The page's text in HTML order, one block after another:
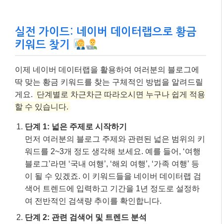
실전 가이드: 네이버 데이터랩으로 황금
키워드 찾기
이제 네이버 데이터랩을 활용하여 여러분의 블로그에
딱 맞는 황금 키워드를 찾는 구체적인 방법을 알려드릴
게요. 단계별로 차근차근 따라오시면 누구나 쉽게 적용
할 수 있습니다.
단계 1: 넓은 주제로 시작하기
먼저 여러분의 블로그 주제와 관련된 넓은 범위의 키
워드를 2~3개 정도 생각해 보세요. 예를 들어, ‘여행
블로그’라면 ‘국내 여행’, ‘해외 여행’, ‘가족 여행’ 등
이 될 수 있겠죠. 이 키워드들을 네이버 데이터랩 검
색어 트렌드에 입력하고 기간을 1년 정도로 설정하
여 전반적인 검색량 추이를 확인합니다.
단계 2: 관련 검색어 및 트렌드 분석